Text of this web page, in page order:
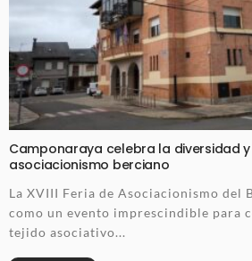
Camponaraya celebra la diversidad
asociacionismo berciano
La XVIII Feria de Asociacionismo del
como un evento imprescindible para
tejido asociativo...